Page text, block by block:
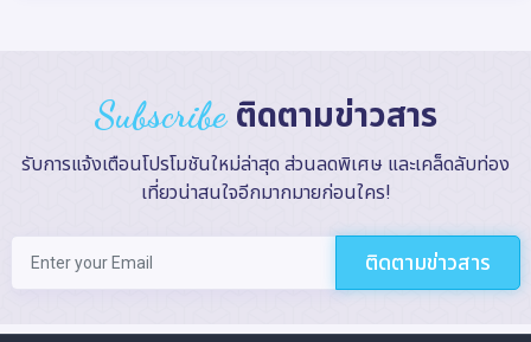
Subscribe ติดตามข่าวสาร
รับการแจ้งเตือนโปรโมชันใหม่ล่าสุด ส่วนลดพิเศษ และเคล็ดลับท่อง
เที่ยวน่าสนใจอีกมากมายก่อนใคร!
ติดตามข่าวสาร